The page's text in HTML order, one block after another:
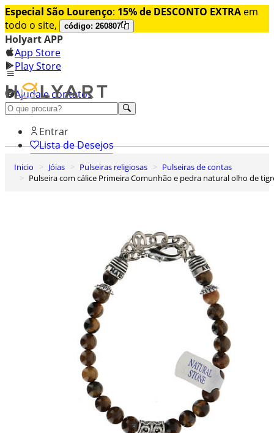
Especial São Lourenço: 15% de DESCONTO EXTRA em
todo o site,
código: 260807
Holyart APP
App Store
Play Store
Ajuda e contatos
Conheça premium
Entrar
Lista de Desejos
0
Carrinho de Compras
Inicio Jóias Pulseiras religiosas
Pulseiras de contas
Pulseira com cálice Primeira Comunhão e pedra natural olho de